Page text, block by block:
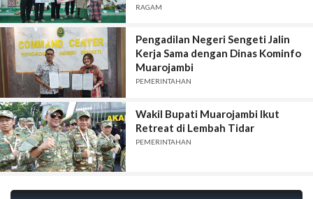
RAGAM
Pengadilan Negeri Sengeti Jalin
Kerja Sama dengan Dinas Kominfo
Muarojambi
PEMERINTAHAN
Wakil Bupati Muarojambi Ikut
Retreat di Lembah Tidar
PEMERINTAHAN